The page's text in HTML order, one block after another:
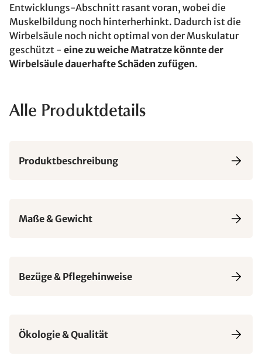
Entwicklungs-Abschnitt rasant voran, wobei die
Muskelbildung noch hinterherhinkt. Dadurch ist die
Wirbelsäule noch nicht optimal von der Muskulatur
geschützt - eine zu weiche Matratze könnte der
Wirbelsäule dauerhafte Schäden zufügen.
Alle Produktdetails
Produktbeschreibung
Maße & Gewicht
Bezüge & Pflegehinweise
Ökologie & Qualität